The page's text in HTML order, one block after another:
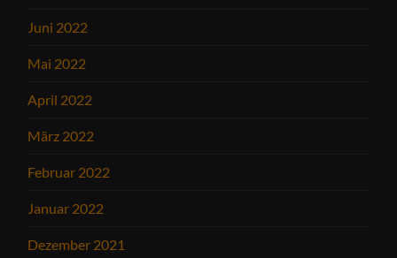
Juni 2022
Mai 2022
April 2022
März 2022
Februar 2022
Januar 2022
Dezember 2021